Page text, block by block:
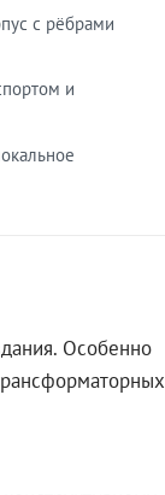
с рёбрами
и
Особенно